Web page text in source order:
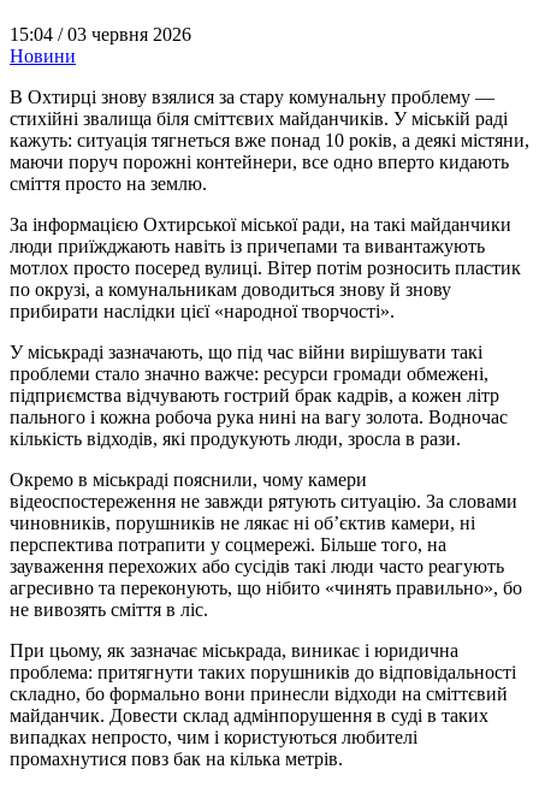
15:04 /03 червня 2026
Новини
В Охтирці знову взялися за стару комунальну проблему —
стихійні звалища біля сміттєвих майданчиків. У міській раді
кажуть: ситуація тягнеться вже понад 10 років, а деякі містяни,
маючи поруч порожні контейнери, все одно вперто кидають
сміття просто на землю.
За інформацією Охтирської міської ради, на такі майданчики
люди приїжджають навіть із причепами та вивантажують
мотлох просто посеред вулиці. Вітер потім розносить пластик
по окрузі, а комунальникам доводиться знову й знову
прибирати наслідки цієї «народної творчості».
У міськраді зазначають, що під час війни вирішувати такі
проблеми стало значно важче: ресурси громади обмежені,
підприємства відчувають гострий брак кадрів, а кожен літр
пального і кожна робоча рука нині на вагу золота. Водночас
кількість відходів, які продукують люди, зросла в рази.
Окремо в міськраді пояснили, чому камери
відеоспостереження не завжди рятують ситуацію. За словами
чиновників, порушників не лякає ні об’єктив камери, ні
перспектива потрапити у соцмережі. Більше того, на
зауваження перехожих або сусідів такі люди часто реагують
агресивно та переконують, що нібито «чинять правильно», бо
не вивозять сміття в ліс.
При цьому, як зазначає міськрада, виникає і юридична
проблема: притягнути таких порушників до відповідальності
складно, бо формально вони принесли відходи на сміттєвий
майданчик. Довести склад адмінпорушення в суді в таких
випадках непросто, чим і користуються любителі
промахнутися повз бак на кілька метрів.